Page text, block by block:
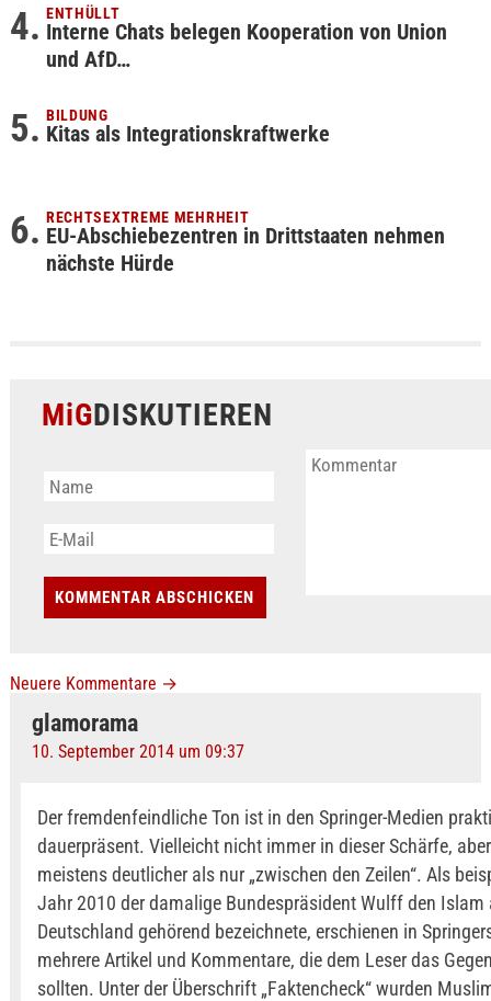
ENTHÜLLT
Interne Chats belegen Kooperation von Union
und AfD…
BILDUNG
Kitas als Integrationskraftwerke
RECHTSEXTREME MEHRHEIT
EU-Abschiebezentren in Drittstaaten nehmen
nächste Hürde
MiGDISKUTIEREN
Neuere Kommentare →
glamorama
10. September 2014 um 09:37
Der fremdenfeindliche Ton ist in den Springer-Medien
dauerpräsent. Vielleicht nicht immer in dieser Schärfe,
meistens deutlicher als nur „zwischen den Zeilen“. Als
Jahr 2010 der damalige Bundespräsident Wulff den Islam
Deutschland gehörend bezeichnete, erschienen in
mehrere Artikel und Kommentare, die dem Leser das
sollten. Unter der Überschrift „Faktencheck“ wurden